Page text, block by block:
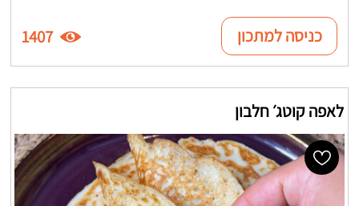
כניסה למתכון 1407
לאפה קוטג׳ חלבון